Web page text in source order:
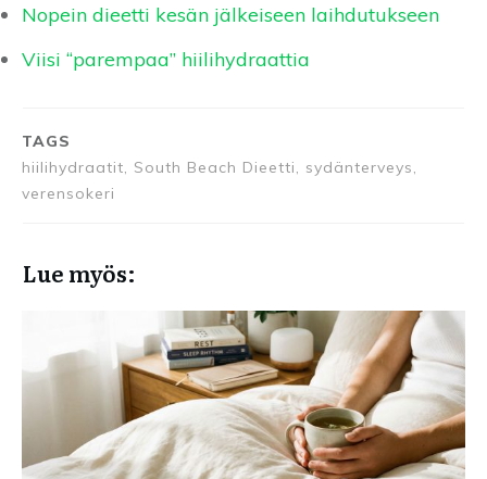
Nopein dieetti kesän jälkeiseen laihdutukseen
Viisi “parempaa” hiilihydraattia
TAGS
hiilihydraatit, South Beach Dieetti, sydänterveys,
verensokeri
Lue myös: